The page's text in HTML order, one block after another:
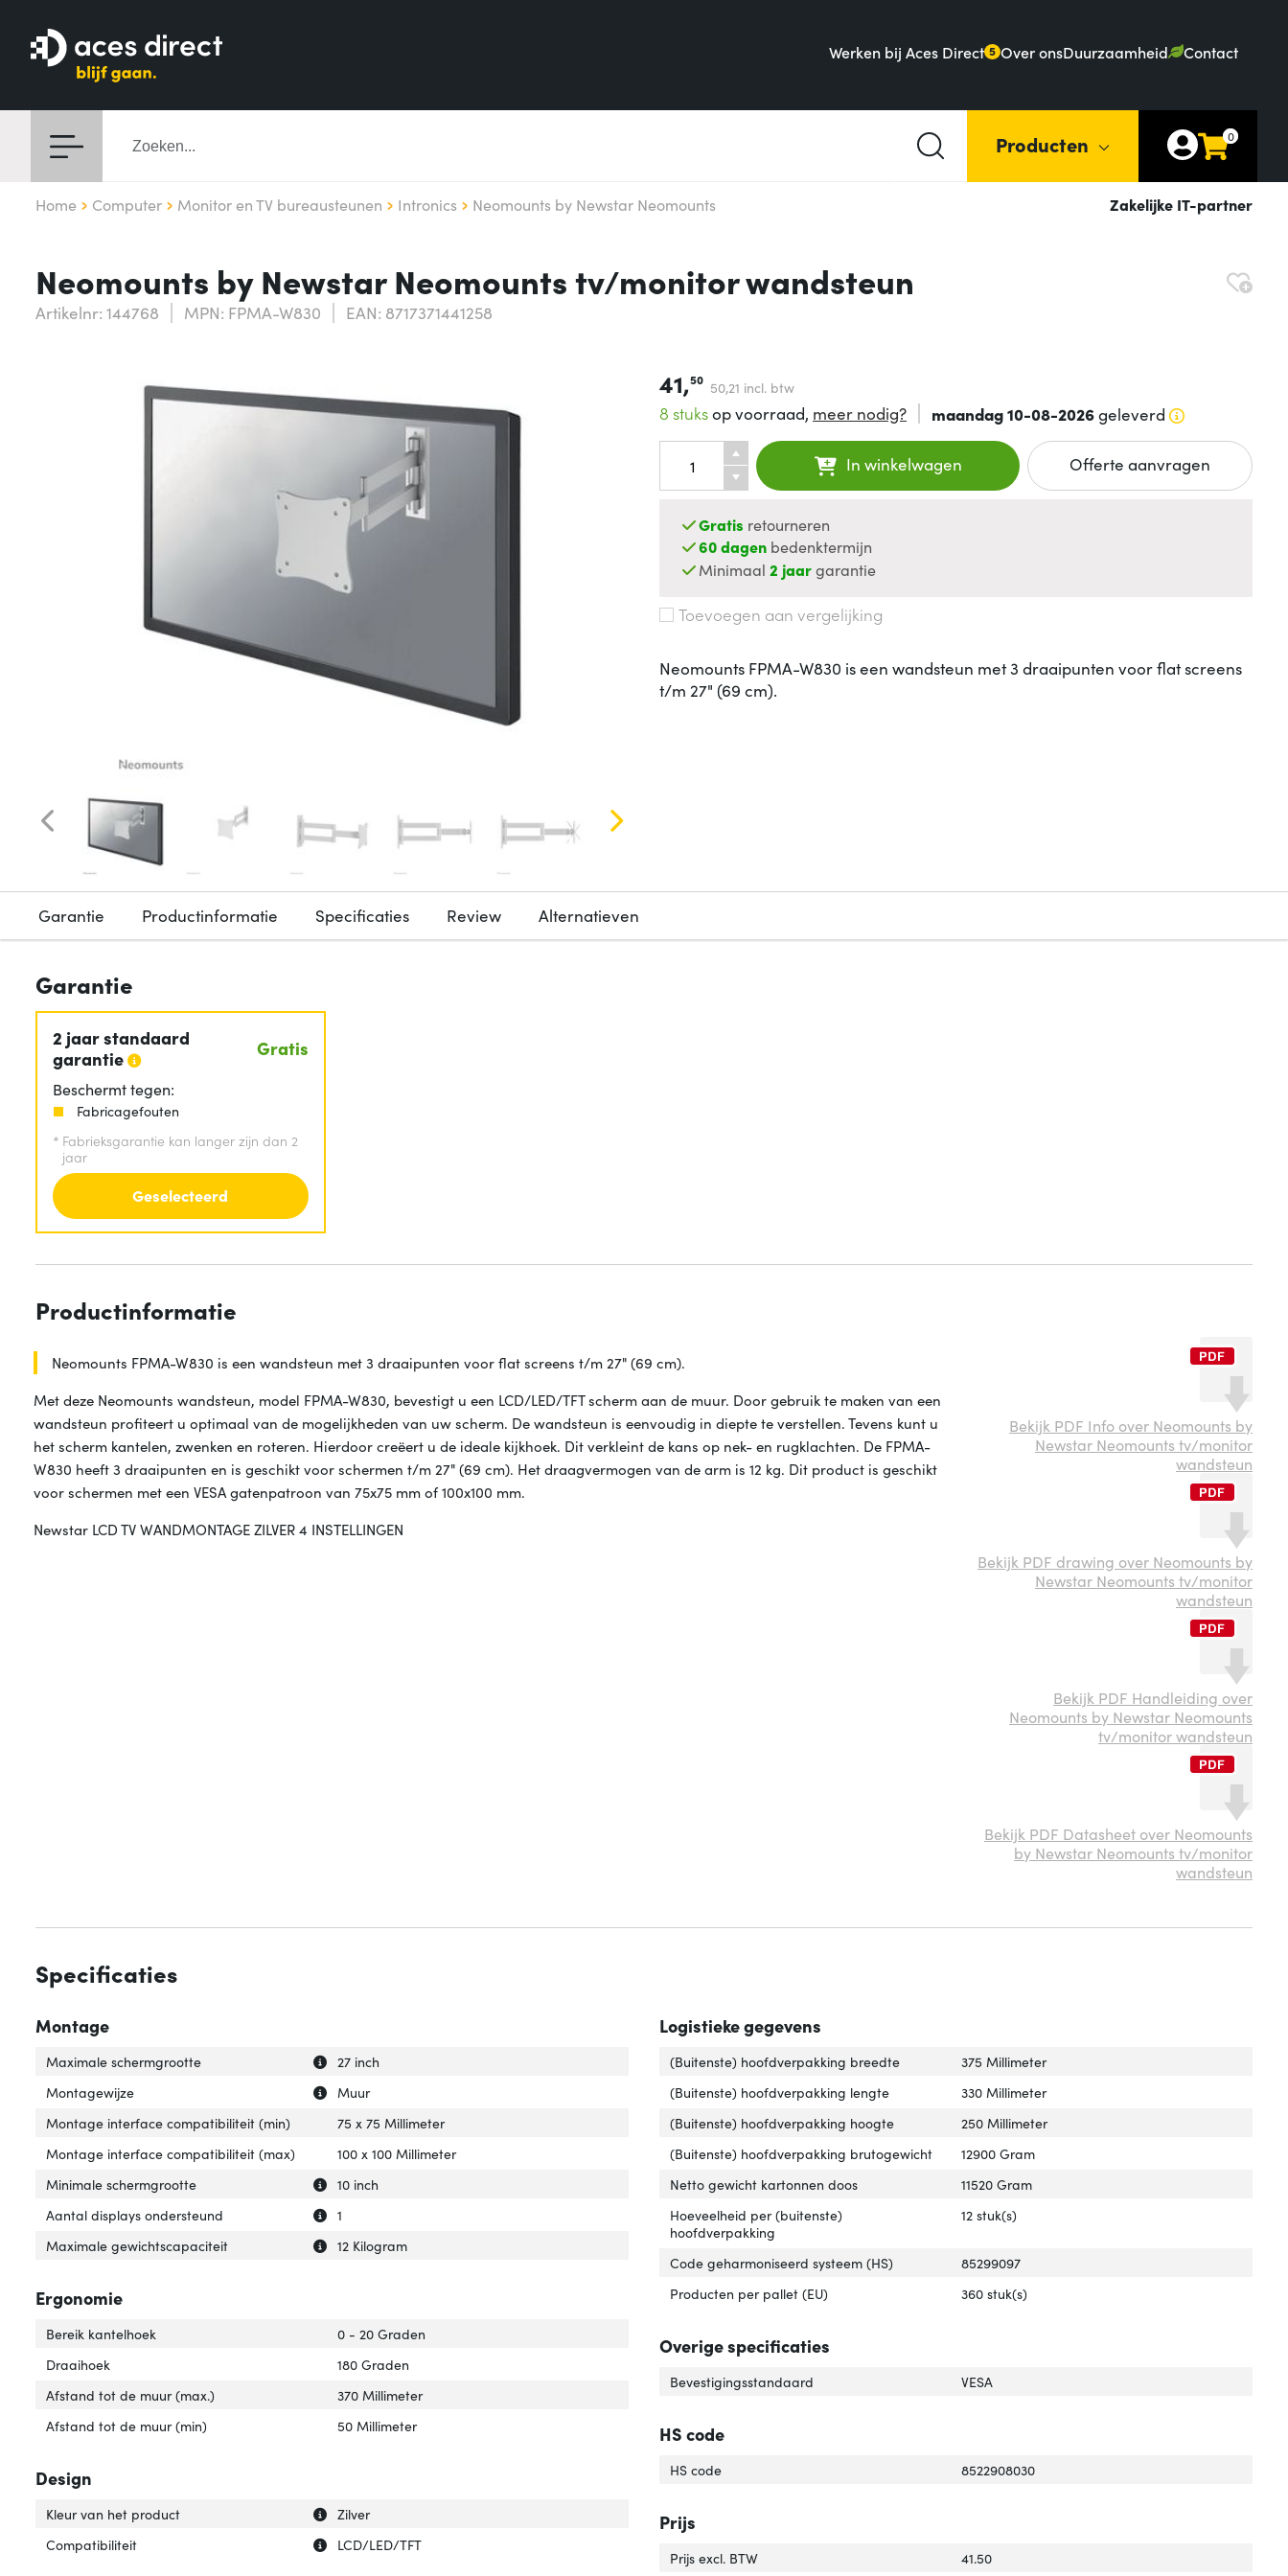
Werken bij Aces Direct 5 Over onsDuurzaamheid Contact
Producten 0
Home Computer Monitor en TV bureausteunen Intronics Neomounts by Newstar Neomounts Zakelijke IT-partner
Neomounts by Newstar Neomounts tv/monitor wandsteun
Artikelnr: 144768 MPN: FPMA-W830 EAN: 8717371441258
41,50 50,21 incl. btw
8 stuksop voorraad, meer nodig? maandag 10-08-2026geleverd
In winkelwagen Offerte aanvragen
Gratis retourneren
60 dagen bedenktermijn
Minimaal2 jaargarantie
Toevoegen aan vergelijking
Neomounts FPMA-W830 is een wandsteun met 3 draaipunten voor flat screens
t/m 27" (69 cm).
Garantie Productinformatie Specificaties Review Alternatieven
Garantie
2 jaar standaard
garantie
Gratis
Beschermt tegen:
Fabricagefouten
* Fabrieksgarantie kan langer zijn dan 2
jaar
Geselecteerd
Productinformatie
Neomounts FPMA-W830 is een wandsteun met 3 draaipunten voor flat screens t/m 27" (69 cm).
Met deze Neomounts wandsteun, model FPMA-W830, bevestigt u een LCD/LED/TFT scherm aan de muur. Door gebruik te maken van een
wandsteun profiteert u optimaal van de mogelijkheden van uw scherm. De wandsteun is eenvoudig in diepte te verstellen. Tevens kunt u
het scherm kantelen, zwenken en roteren. Hierdoor creëert u de ideale kijkhoek. Dit verkleint de kans op nek- en rugklachten. De FPMA-
W830 heeft 3 draaipunten en is geschikt voor schermen t/m 27" (69 cm). Het draagvermogen van de arm is 12 kg. Dit product is geschikt
voor schermen met een VESA gatenpatroon van 75x75 mm of 100x100 mm.
Newstar LCD TV WANDMONTAGE ZILVER 4 INSTELLINGEN
Bekijk PDF Info over Neomounts by
Newstar Neomounts tv/monitor
wandsteun
Bekijk PDF drawing over Neomounts by
Newstar Neomounts tv/monitor
wandsteun
Bekijk PDF Handleiding over
Neomounts by Newstar Neomounts
tv/monitor wandsteun
Bekijk PDF Datasheet over Neomounts
by Newstar Neomounts tv/monitor
wandsteun
Specificaties
Montage
Uitleg over 'Maximale schermgrootte'
Verberg uitleg over 'Maximale schermgrootte'
Maximale schermgrootte
27 inch
Uitleg over 'Montagewijze'
Verberg uitleg over 'Montagewijze'
Montagewijze
Muur
Montage interface compatibiliteit (min)
75 x 75 Millimeter
Montage interface compatibiliteit (max)
100 x 100 Millimeter
Uitleg over 'Minimale schermgrootte'
Verberg uitleg over 'Minimale schermgrootte'
Minimale schermgrootte
10 inch
Uitleg over 'Aantal displays ondersteund'
Verberg uitleg over 'Aantal displays ondersteund'
Aantal displays ondersteund
1
Uitleg over 'Maximale gewichtscapaciteit'
Verberg uitleg over 'Maximale gewichtscapaciteit'
Maximale gewichtscapaciteit 12 Kilogram
Ergonomie
Bereik kantelhoek
0 - 20 Graden
Draaihoek
180 Graden
Afstand tot de muur (max.)
370 Millimeter
Afstand tot de muur (min)
50 Millimeter
Design
Uitleg over 'Kleur van het product'
Verberg uitleg over 'Kleur van het product'
Kleur van het product
Zilver
Uitleg over 'Compatibiliteit'
Verberg uitleg over 'Compatibiliteit'
Compatibiliteit LCD/LED/TFT
Logistieke gegevens
(Buitenste) hoofdverpakking breedte
375 Millimeter
(Buitenste) hoofdverpakking lengte
330 Millimeter
(Buitenste) hoofdverpakking hoogte
250 Millimeter
(Buitenste) hoofdverpakking brutogewicht
12900 Gram
Netto gewicht kartonnen doos
11520 Gram
Hoeveelheid per (buitenste)
hoofdverpakking
12 stuk(s)
Code geharmoniseerd systeem (HS)
85299097
Producten per pallet (EU)
360 stuk(s)
Overige specificaties
Bevestigingsstandaard VESA
HS code
HS code 8522908030
Prijs
Prijs excl. BTW
41.50